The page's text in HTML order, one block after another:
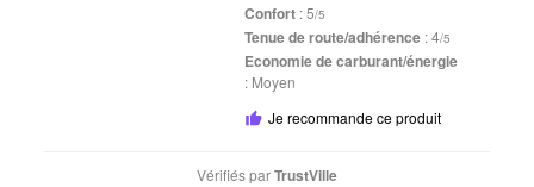
Confort : 5/5
Tenue de route/adhérence : 4/5
Economie de carburant/énergie
: Moyen
Je recommande ce produit
Vérifiés parTrustVille